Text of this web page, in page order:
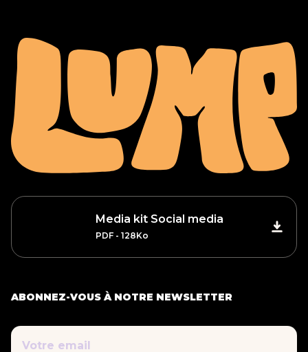
Media kit Social media
PDF - 128Ko
ABONNEZ-VOUS À NOTRE NEWSLETTER